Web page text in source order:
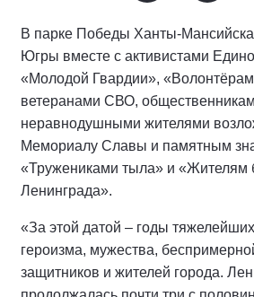
В парке Победы Ханты-
Югры вместе с активистами
«Молодой Гвардии»,
ветеранами СВО,
неравнодушными жителями
Мемориалу Славы и памятным
«Тружениками тыла» и «Жителям
Ленинграда».
«За этой датой – годы
героизма, мужества,
защитников и жителей города.